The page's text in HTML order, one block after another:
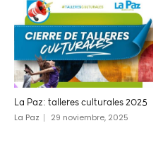
La Paz: talleres culturales 2025
La Paz 29 noviembre, 2025